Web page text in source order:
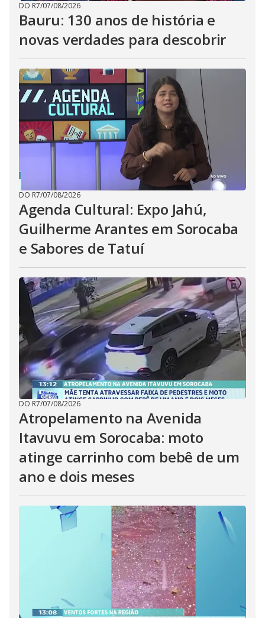
DO R7/07/08/2026
Bauru: 130 anos de história e
novas verdades para descobrir
DO R7/07/08/2026
Agenda Cultural: Expo Jahú,
Guilherme Arantes em Sorocaba
e Sabores de Tatuí
DO R7/07/08/2026
Atropelamento na Avenida
Itavuvu em Sorocaba: moto
atinge carrinho com bebê de um
ano e dois meses